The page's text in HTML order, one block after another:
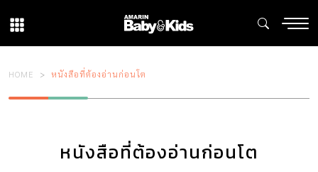
HOME หนังสือที่ต้องอ่านก่อนโต
หนังสือที่ต้องอ่านก่อนโต